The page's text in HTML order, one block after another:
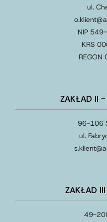
ul.
NIP
KRS
ZAKŁAD II -
96-106
ul.
s.klient@
ZAKŁAD
49-